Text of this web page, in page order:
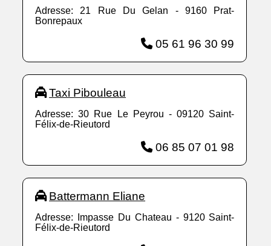
Adresse: 21 Rue Du Gelan - 9160 Prat-
Bonrepaux
05 61 96 30 99
Taxi Pibouleau
Adresse: 30 Rue Le Peyrou - 09120 Saint-
Félix-de-Rieutord
06 85 07 01 98
Battermann Eliane
Adresse: Impasse Du Chateau - 9120 Saint-
Félix-de-Rieutord